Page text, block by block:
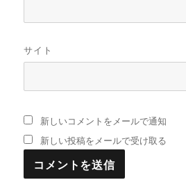
サイト
新しいコメントをメールで通知
新しい投稿をメールで受け取る